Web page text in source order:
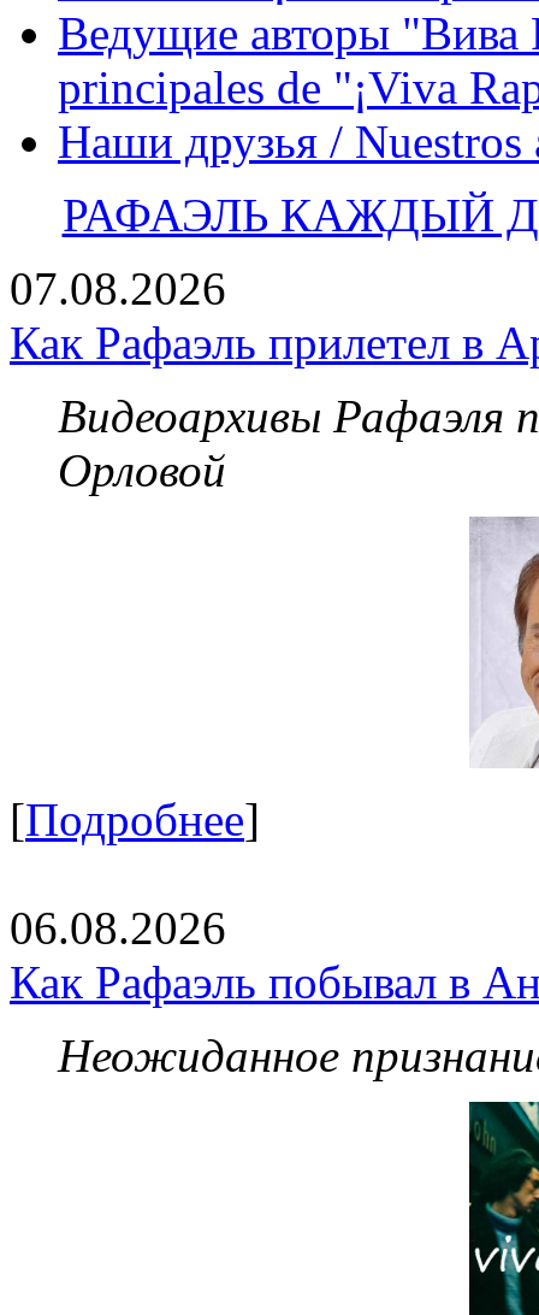
Ведущие авторы "Вива
principales de "¡Viva
Наши друзья / Nuestros
РАФАЭЛЬ КАЖДЫЙ
07.08.2026
Как Рафаэль прилетел в
Видеоархивы Рафаэля
Орловой
[Подробнее]
06.08.2026
Как Рафаэль побывал в
Неожиданное